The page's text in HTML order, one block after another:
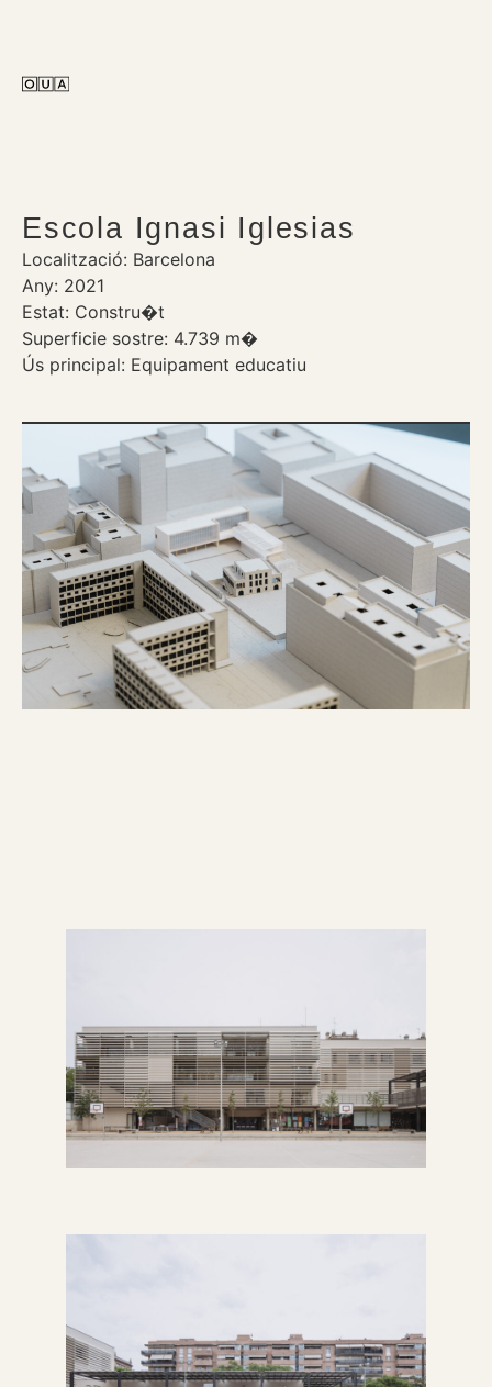
Escola Ignasi Iglesias
Localització: Barcelona
Any: 2021
Estat: Constru�t
Superficie sostre: 4.739 m�
Ús principal: Equipament educatiu